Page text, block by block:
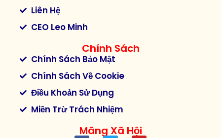
Liên Hệ
CEO Leo Minh
Chính Sách
Chính Sách Bảo Mật
Chính Sách Về Cookie
Điều Khoản Sử Dụng
Miền Trừ Trách Nhiệm
Mãng Xã Hội